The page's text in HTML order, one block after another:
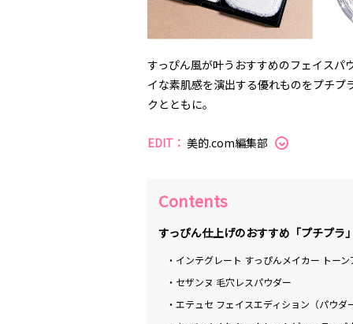
すっぴん風が叶うおすすめのフェイスパ
イな素肌感を演出する優れものをプチ
クとともに。
EDIT： 美的.com編集部
Contents
すっぴん仕上げのおすすめ「プチプラ
・インテグレート すっぴんメイカー トー
・セザンヌ 毛穴レスパウダー
・エテュセ フェイスエディション（パウダ